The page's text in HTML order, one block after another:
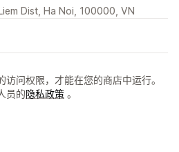
Dist, Ha Noi, 100000, VN
问权限，才能在您的商店中运行。
员的隐私政策 。